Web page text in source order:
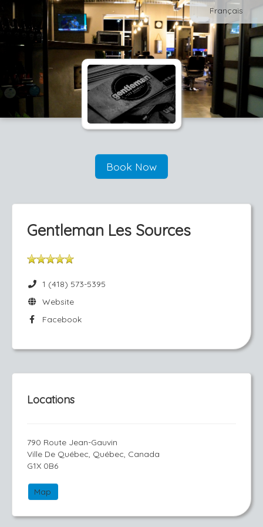
Français
Book Now
Gentleman Les Sources
1 (418) 573-5395
Website
Facebook
Locations
790 Route Jean-Gauvin
Ville De Québec, Québec, Canada
G1X 0B6
Map